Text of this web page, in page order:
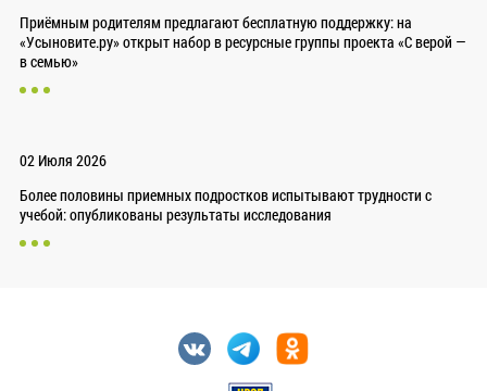
Приёмным родителям предлагают бесплатную поддержку: на
«Усыновите.ру» открыт набор в ресурсные группы проекта «С верой —
в семью»
02 Июля 2026
Более половины приемных подростков испытывают трудности с
учебой: опубликованы результаты исследования